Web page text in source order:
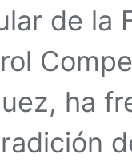
de la
ha